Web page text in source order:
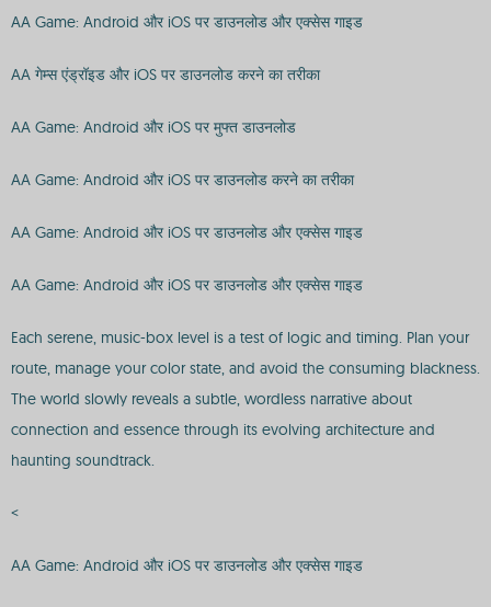
AA Game: Android और iOS पर डाउनलोड और एक्सेस गाइड
AA गेम्स एंड्रॉइड और iOS पर डाउनलोड करने का तरीका
AA Game: Android और iOS पर मुफ्त डाउनलोड
AA Game: Android और iOS पर डाउनलोड करने का तरीका
AA Game: Android और iOS पर डाउनलोड और एक्सेस गाइड
AA Game: Android और iOS पर डाउनलोड और एक्सेस गाइड
Each serene, music-box level is a test of logic and timing. Plan your
route, manage your color state, and avoid the consuming blackness.
The world slowly reveals a subtle, wordless narrative about
connection and essence through its evolving architecture and
haunting soundtrack.
<
AA Game: Android और iOS पर डाउनलोड और एक्सेस गाइड